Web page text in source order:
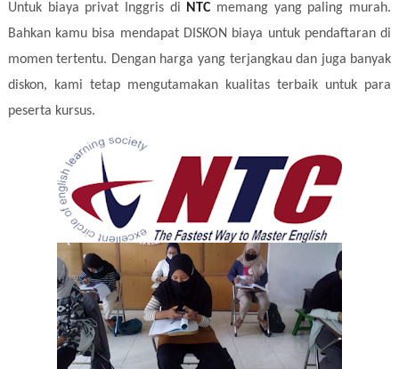
Untuk biaya privat Inggris di NTC memang yang paling murah.
Bahkan kamu bisa mendapat DISKON biaya untuk pendaftaran di
momen tertentu. Dengan harga yang terjangkau dan juga banyak
diskon, kami tetap mengutamakan kualitas terbaik untuk para
peserta kursus.